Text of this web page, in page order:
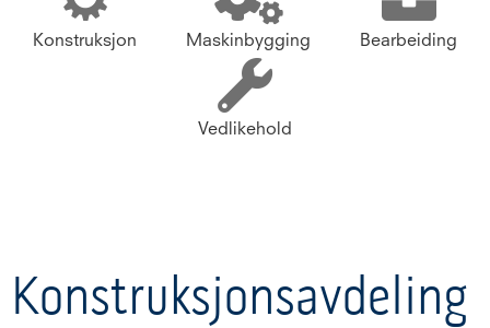
Konstruksjon Maskinbygging Bearbeiding
Vedlikehold
Konstruksjonsavdeling